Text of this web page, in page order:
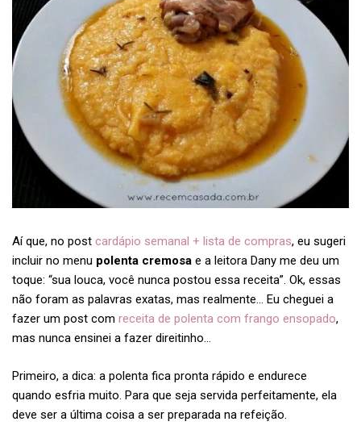
Aí que, no post cardápio semanal + lista de compras, eu sugeri
incluir no menu polenta cremosa e a leitora Dany me deu um
toque: “sua louca, você nunca postou essa receita”. Ok, essas
não foram as palavras exatas, mas realmente… Eu cheguei a
fazer um post com receita de polenta com frango ensopado,
mas nunca ensinei a fazer direitinho…
Primeiro, a dica: a polenta fica pronta rápido e endurece
quando esfria muito. Para que seja servida perfeitamente, ela
deve ser a última coisa a ser preparada na refeição.